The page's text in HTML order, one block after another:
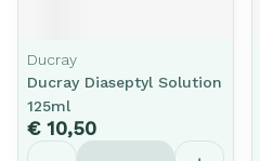
Ducray
Ducray Diaseptyl Solution
125ml
€ 10,50
Aantal